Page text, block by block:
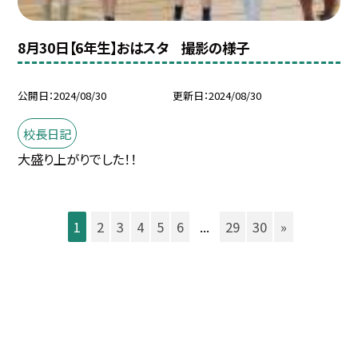
8月30日【6年生】おはスタ 撮影の様子
公開日 2024/08/30 更新日 2024/08/30
校長日記
大盛り上がりでした！！
1 2 3 4 5 6 ... 29 30 »